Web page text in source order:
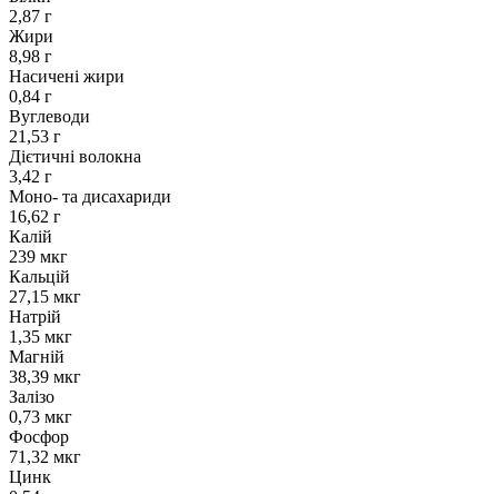
2,87 г
Жири
8,98 г
Насичені жири
0,84 г
Вуглеводи
21,53 г
Дієтичні волокна
3,42 г
Моно- та дисахариди
16,62 г
Калій
239 мкг
Кальцій
27,15 мкг
Натрій
1,35 мкг
Магній
38,39 мкг
Залізо
0,73 мкг
Фосфор
71,32 мкг
Цинк